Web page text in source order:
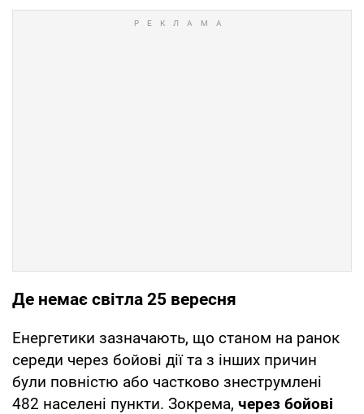
Де немає світла 25 вересня
Енергетики зазначають, що станом на ранок
середи через бойові дії та з інших причин
були повністю або частково знеструмлені
482 населені пункти. Зокрема, через бойові